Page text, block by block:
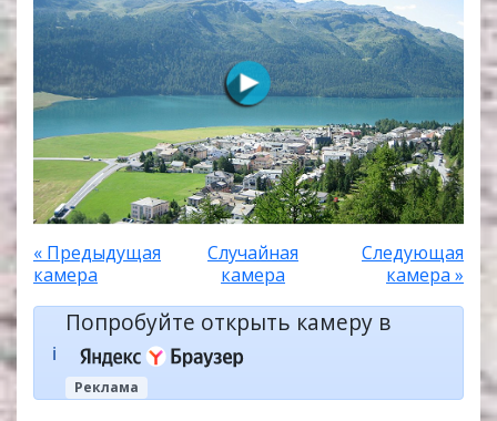
« Предыдущая
камера
Случайная
камера
Следующая
камера »
ℹ️
Попробуйте открыть камеру в
Реклама